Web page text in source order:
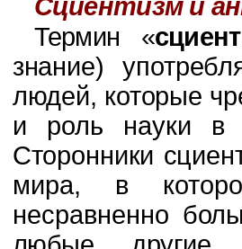
Сциентизм и
Термин «
знание)
людей, ко­торые
и роль науки в
Сторонники
мира, в
несравненно